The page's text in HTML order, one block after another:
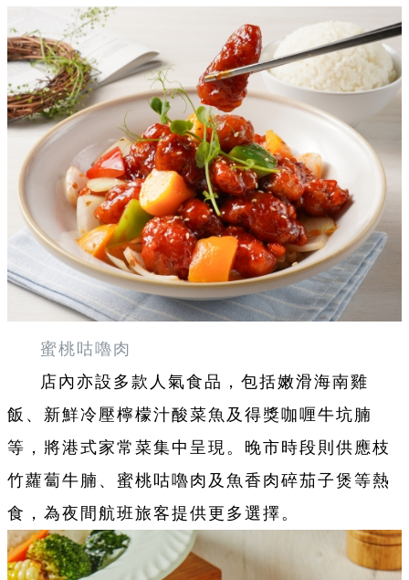
蜜桃咕嚕肉
店內亦設多款人氣食品，包括嫩滑海南雞
飯、新鮮冷壓檸檬汁酸菜魚及得獎咖喱牛坑腩
等，將港式家常菜集中呈現。晚市時段則供應枝
竹蘿蔔牛腩、蜜桃咕嚕肉及魚香肉碎茄子煲等熱
食，為夜間航班旅客提供更多選擇。